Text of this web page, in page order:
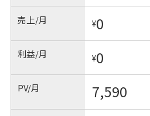
売上/月 ¥0
利益/月 ¥0
PV/月 7,590